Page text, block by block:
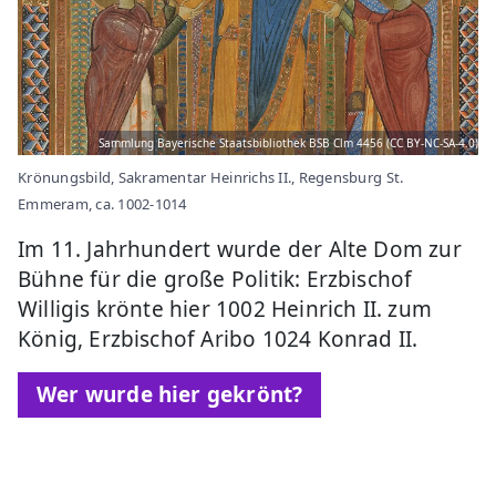
Sammlung Bayerische Staatsbibliothek BSB Clm 4456 (CC BY-NC-SA-4.0)
Krönungsbild, Sakramentar Heinrichs II., Regensburg St.
Emmeram, ca. 1002-1014
Im 11. Jahrhundert wurde der Alte Dom zur
Bühne für die große Politik: Erzbischof
Willigis krönte hier 1002 Heinrich II. zum
König, Erzbischof Aribo 1024 Konrad II.
Wer wurde hier gekrönt?